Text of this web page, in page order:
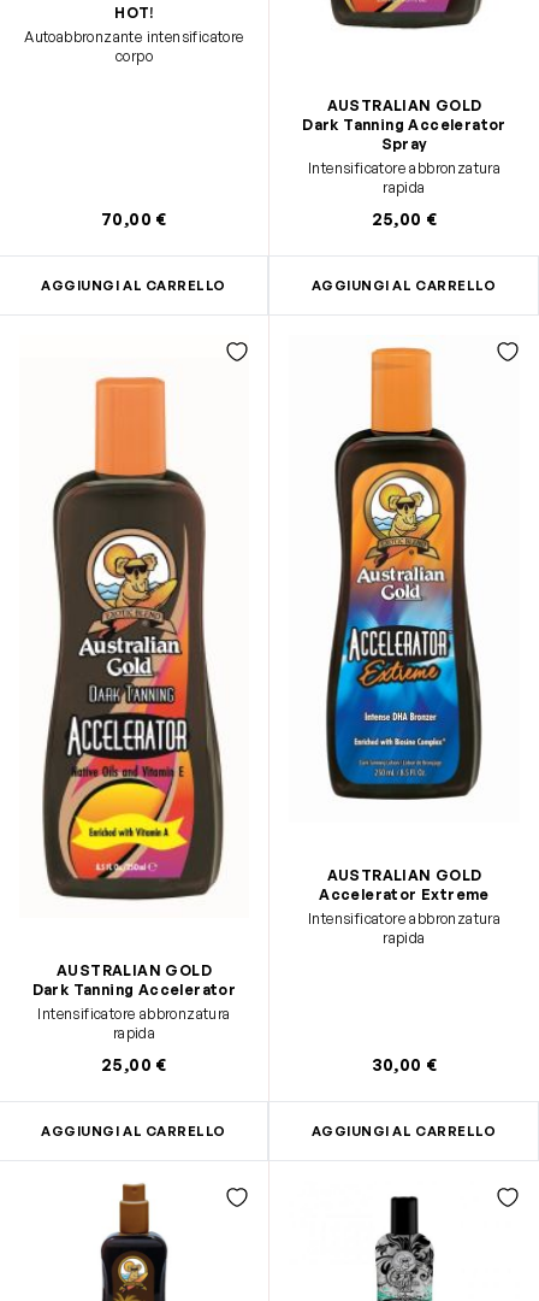
HOT!
Autoabbronzante intensificatore
corpo
70,00 €
AGGIUNGI AL CARRELLO
AUSTRALIAN GOLD
Dark Tanning Accelerator
Spray
Intensificatore abbronzatura
rapida
25,00 €
AGGIUNGI AL CARRELLO
AUSTRALIAN GOLD
Dark Tanning Accelerator
Intensificatore abbronzatura
rapida
25,00 €
AGGIUNGI AL CARRELLO
AUSTRALIAN GOLD
Accelerator Extreme
Intensificatore abbronzatura
rapida
30,00 €
AGGIUNGI AL CARRELLO